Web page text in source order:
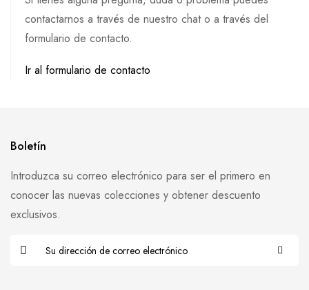
contactarnos a través de nuestro chat o a través del
formulario de contacto.
Ir al formulario de contacto
Boletín
Introduzca su correo electrónico para ser el primero en
conocer las nuevas colecciones y obtener descuento
exclusivos.